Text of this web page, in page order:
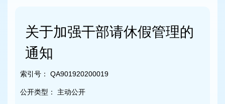
关于加强干部请休假管理的
通知
索引号： QA901920200019
公开类型： 主动公开